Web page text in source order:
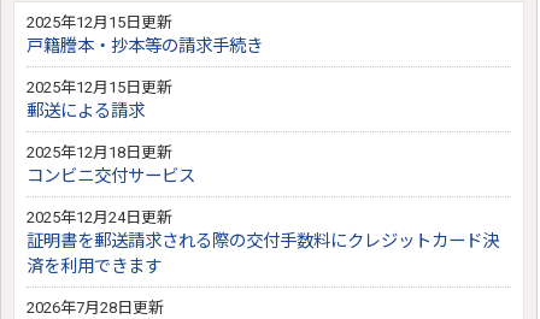
2025年12月15日更新
戸籍謄本・抄本等の請求手続き
2025年12月15日更新
郵送による請求
2025年12月18日更新
コンビニ交付サービス
2025年12月24日更新
証明書を郵送請求される際の交付手数料にクレジットカード決
済を利用できます
2026年7月28日更新